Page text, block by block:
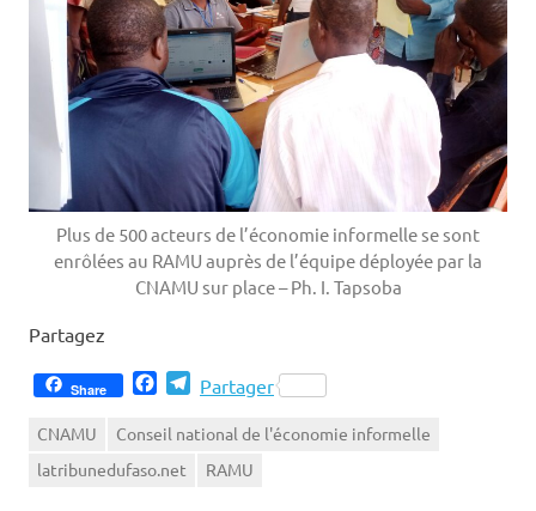
Plus de 500 acteurs de l’économie informelle se sont
enrôlées au RAMU auprès de l’équipe déployée par la
CNAMU sur place – Ph. I. Tapsoba
Partagez
Share FacebookTelegram
Partager
CNAMU
Conseil national de l'économie informelle
latribunedufaso.net
RAMU